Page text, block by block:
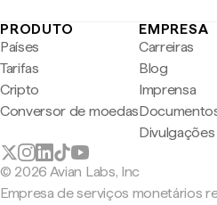
PRODUTO
Países
Tarifas
Cripto
Conversor de moedas
EMPRESA
Carreiras
Blog
Imprensa
Divulgações
© 2026 Avian Labs, Inc
Empresa de serviços monetários